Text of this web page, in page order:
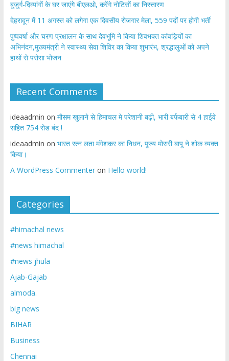
बुजुर्ग-दिव्यांगों के घर जाएंगे बीएलओ, करेंगे नोटिसों का निस्तारण
​देहरादून में 11 अगस्त को लगेगा एक दिवसीय रोजगार मेला, 559 पदों पर होगी भर्ती
पुष्पवर्षा और चरण प्रक्षालन के साथ देवभूमि ने किया शिवभक्त कांवड़ियों का
अभिनंदन,मुख्यमंत्री ने स्वास्थ्य सेवा शिविर का किया शुभारंभ, श्रद्धालुओं को अपने
हाथों से परोसा भोजन
Recent Comments
ideaadmin on मौसम खुलाने से हिमाचल मे परेशानी बढ़ी, भारी बर्फबारी से 4 हाईवे
सहित 754 रोड बंद !
ideaadmin on भारत रत्न लता मंगेशकर का निधन, पूज्य मोरारी बापू ने शोक व्यक्त
किया।
A WordPress Commenteron Hello world!
Categories
#himachal news
#news himachal
#news jhula
Ajab-Gajab
almoda.
big news
BIHAR
Business
Chennai